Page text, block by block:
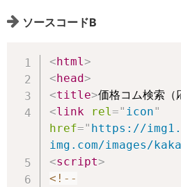
ソースコードB
<html>
<head>
<title>価格コム検索（
<link rel=" icon"
href=" https://
img.com/images/
<script>
< ! --